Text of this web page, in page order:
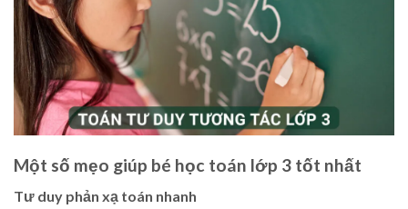
Một số mẹo giúp bé học toán lớp 3 tốt nhất
Tư duy phản xạ toán nhanh